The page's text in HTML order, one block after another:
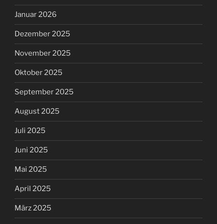
Januar 2026
Dezember 2025
November 2025
Oktober 2025
September 2025
August 2025
Juli 2025
Juni 2025
Mai 2025
April 2025
März 2025